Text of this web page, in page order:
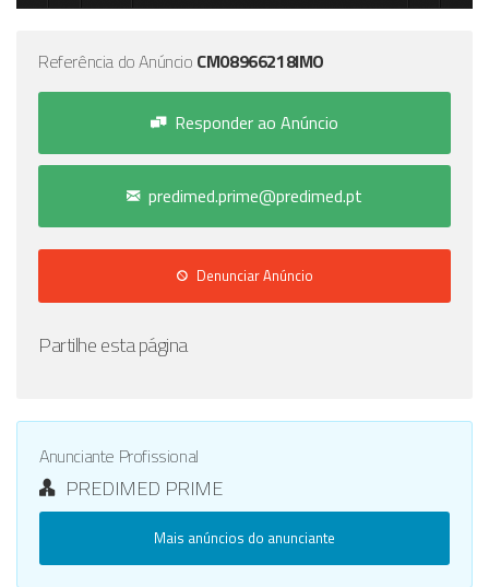
Referência do Anúncio CM08966218IMO
Responder ao Anúncio
predimed.prime@predimed.pt
Denunciar Anúncio
Partilhe esta página
Anunciante Profissional
PREDIMED PRIME
Mais anúncios do anunciante